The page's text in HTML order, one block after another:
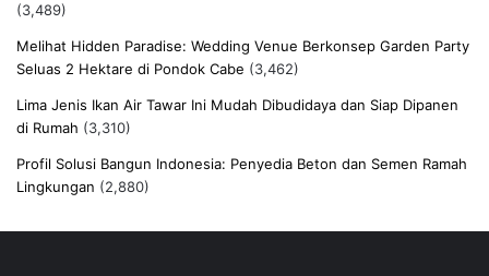
(3,489)
Melihat Hidden Paradise: Wedding Venue Berkonsep Garden Party
Seluas 2 Hektare di Pondok Cabe (3,462)
Lima Jenis Ikan Air Tawar Ini Mudah Dibudidaya dan Siap Dipanen
di Rumah (3,310)
Profil Solusi Bangun Indonesia: Penyedia Beton dan Semen Ramah
Lingkungan (2,880)